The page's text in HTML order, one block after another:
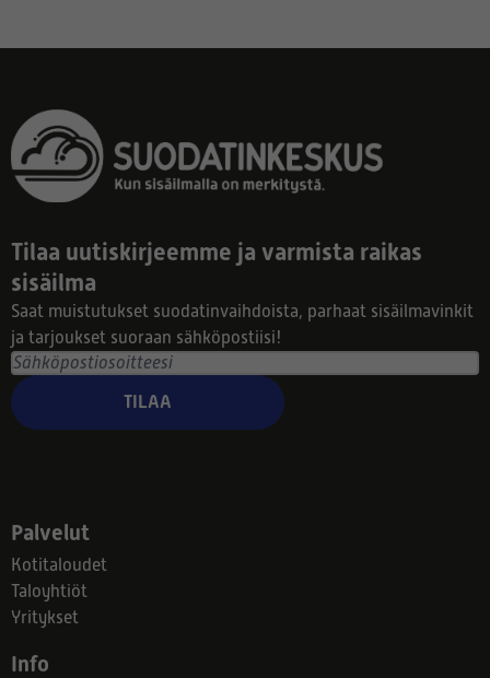
Tilaa uutiskirjeemme ja varmista raikas
sisäilma
Saat muistutukset suodatinvaihdoista, parhaat sisäilmavinkit
ja tarjoukset suoraan sähköpostiisi!
TILAA
Palvelut
Kotitaloudet
Taloyhtiöt
Yritykset
Info